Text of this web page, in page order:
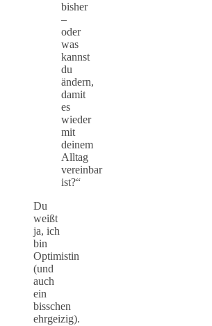
bisher
–
oder
was
kannst
du
ändern,
damit
es
wieder
mit
deinem
Alltag
vereinbar
ist?“
Du
weißt
ja, ich
bin
Optimistin
(und
auch
ein
bisschen
ehrgeizig).